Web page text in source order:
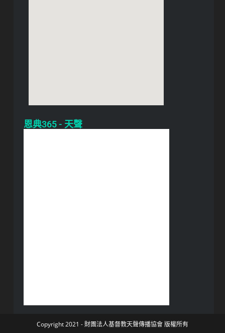
恩典365 - 天聲
Copyright 2021 - 財團法人基督教天聲傳播協會 版權所有